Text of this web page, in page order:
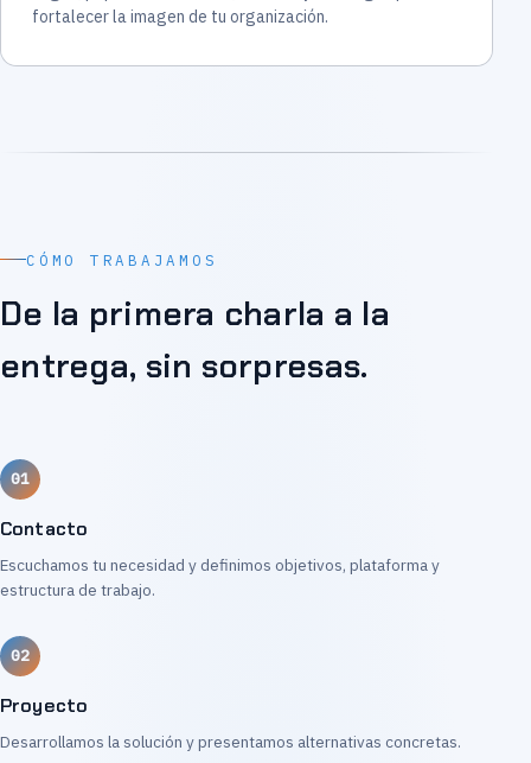
fortalecer la imagen de tu organización.
CÓMO TRABAJAMOS
De la primera charla a la
entrega, sin sorpresas.
Contacto
Escuchamos tu necesidad y definimos objetivos, plataforma y
estructura de trabajo.
Proyecto
Desarrollamos la solución y presentamos alternativas concretas.